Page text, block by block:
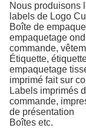
Nous produisons
labels de Logo
Boîte de
empaquetage
commande,
Étiquette,
empaquetage
imprimé fait sur
Labels imprimés
commande,
de présentation
Boîtes etc.